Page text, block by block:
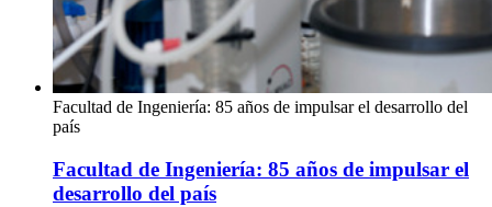
Facultad de Ingeniería: 85 años de impulsar el desarrollo del
país
Facultad de Ingeniería: 85 años de impulsar el
desarrollo del país